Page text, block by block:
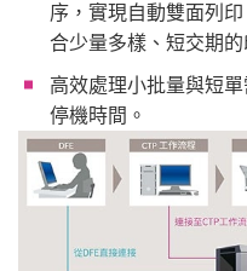
序，實現自動雙面列
合少量多樣、短交期的
高效處理小批量與短
停機時間。